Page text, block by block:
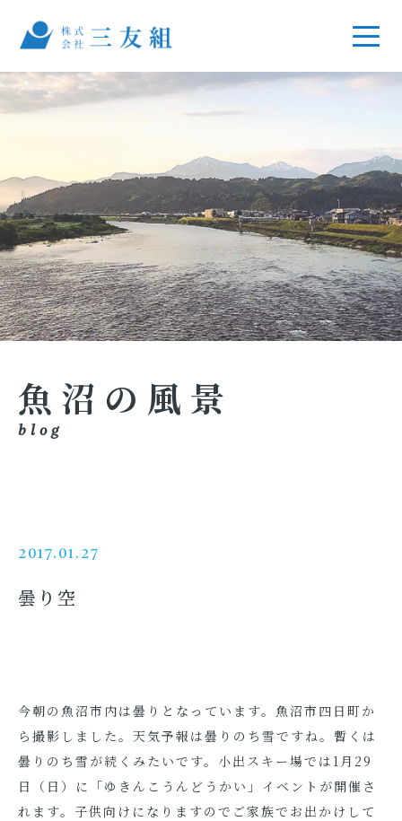
魚沼の風景
blog
2017.01.27
曇り空
今朝の魚沼市内は曇りとなっています。魚沼市四日町か
ら撮影しました。天気予報は曇りのち雪ですね。暫くは
曇りのち雪が続くみたいです。小出スキー場では1月29
日（日）に「ゆきんこうんどうかい」イベントが開催さ
れます。子供向けになりますのでご家族でお出かけして